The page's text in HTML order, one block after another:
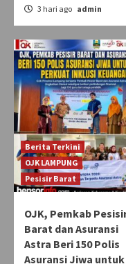
3 hari ago admin
Berita Terkini
OJK LAMPUNG
Pesisir Barat
OJK, Pemkab
Barat dan Asuransi
Astra Beri 150 Polis
Asuransi Jiwa untuk